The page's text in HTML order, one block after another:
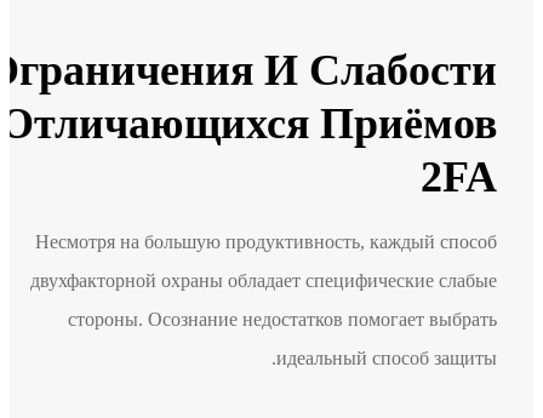
Ограничения И Слабости
Отличающихся Приёмов
2FA
Несмотря на большую продуктивность, каждый способ
двухфакторной охраны обладает специфические слабые
стороны. Осознание недостатков помогает выбрать
идеальный способ защиты.